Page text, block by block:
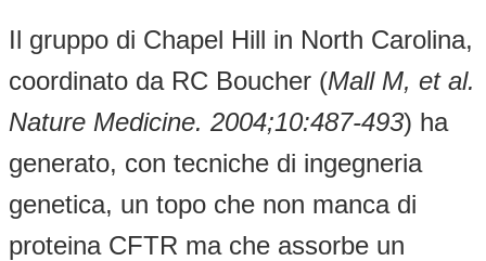
Il gruppo di Chapel Hill in North Carolina,
coordinato da RC Boucher (Mall M, et al.
Nature Medicine. 2004;10:487-493) ha
generato, con tecniche di ingegneria
genetica, un topo che non manca di
proteina CFTR ma che assorbe un